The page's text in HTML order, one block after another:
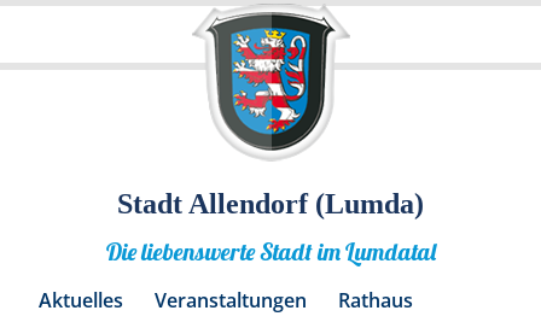
Stadt Allendorf (Lumda)
Die liebenswerte Stadt im Lumdatal
Aktuelles Veranstaltungen
Rathaus